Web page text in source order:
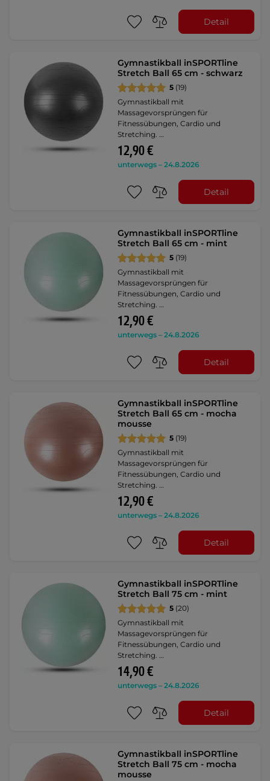
Detail
Gymnastikball inSPORTline
Stretch Ball 65 cm - schwarz
5 (19)
Gymnastikball mit
Massagevorsprüngen für
Fitnessübungen, Cardio und
Stretching. …
12,90 €
unterwegs – 24.8.2026
Detail
Gymnastikball inSPORTline
Stretch Ball 65 cm - mint
5 (19)
Gymnastikball mit
Massagevorsprüngen für
Fitnessübungen, Cardio und
Stretching. …
12,90 €
unterwegs – 24.8.2026
Detail
Gymnastikball inSPORTline
Stretch Ball 65 cm - mocha
mousse
5 (19)
Gymnastikball mit
Massagevorsprüngen für
Fitnessübungen, Cardio und
Stretching. …
12,90 €
unterwegs – 24.8.2026
Detail
Gymnastikball inSPORTline
Stretch Ball 75 cm - mint
5 (20)
Gymnastikball mit
Massagevorsprüngen für
Fitnessübungen, Cardio und
Stretching. …
14,90 €
unterwegs – 24.8.2026
Detail
Gymnastikball inSPORTline
Stretch Ball 75 cm - mocha
mousse